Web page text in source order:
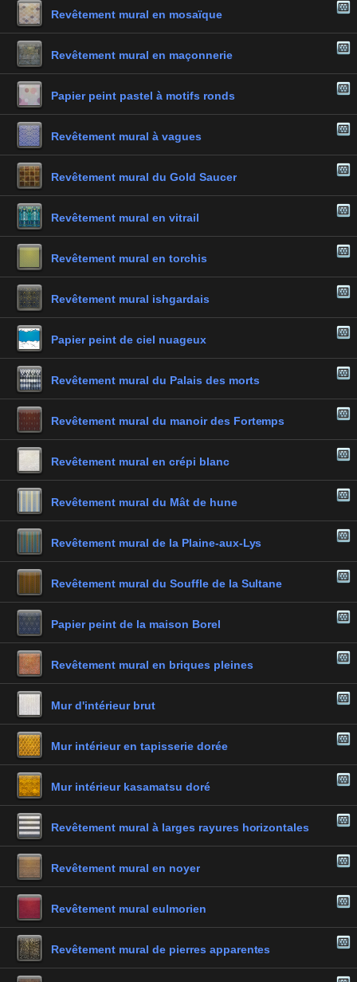
Revêtement mural en mosaïque
Revêtement mural en maçonnerie
Papier peint pastel à motifs ronds
Revêtement mural à vagues
Revêtement mural du Gold Saucer
Revêtement mural en vitrail
Revêtement mural en torchis
Revêtement mural ishgardais
Papier peint de ciel nuageux
Revêtement mural du Palais des morts
Revêtement mural du manoir des Fortemps
Revêtement mural en crépi blanc
Revêtement mural du Mât de hune
Revêtement mural de la Plaine-aux-Lys
Revêtement mural du Souffle de la Sultane
Papier peint de la maison Borel
Revêtement mural en briques pleines
Mur d'intérieur brut
Mur intérieur en tapisserie dorée
Mur intérieur kasamatsu doré
Revêtement mural à larges rayures horizontales
Revêtement mural en noyer
Revêtement mural eulmorien
Revêtement mural de pierres apparentes